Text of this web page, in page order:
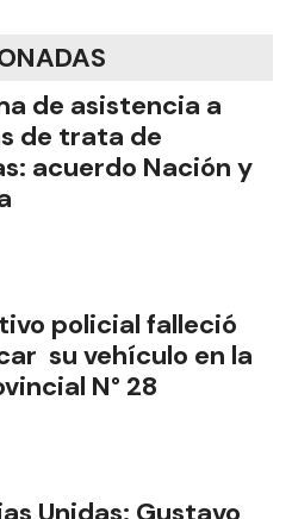
de asistencia a
de trata de
acuerdo Nación y
policial falleció
su vehículo en la
N° 28
Unidas: Gustavo